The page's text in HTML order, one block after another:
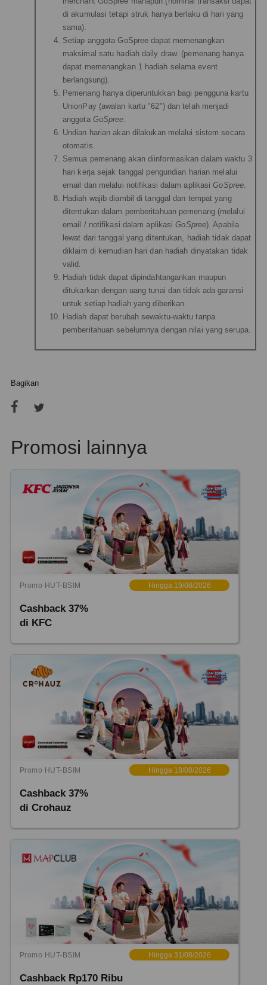
di akumulasi tetapi struk hanya berlaku di hari yang
sama).
Setiap anggota GoSpree dapat memenangkan
maksimal satu hadiah daily draw. (pemenang hanya
dapat memenangkan 1 hadiah selama event
berlangsung).
Pemenang hanya diperuntukkan bagi pengguna kartu
UnionPay (awalan kartu "62") dan telah menjadi
anggota GoSpree
Undian harian akan dilakukan melalui sistem secara
otomatis.
Semua pemenang akan diinformasikan dalam waktu 3
hari kerja sejak tanggal pengundian harian melalui
email dan melalui notifikasi dalam aplikasiGoSpree
Hadiah wajib diambil di tanggal dan tempat yang
ditentukan dalam pemberitahuan pemenang (melalui
email / notifikasi dalam aplikasiGoSpree). Apabila
lewat dari tanggal yang ditentukan, hadiah tidak dapat
diklaim di kemudian hari dan hadiah dinyatakan tidak
valid.
Hadiah tidak dapat dipindahtangankan maupun
ditukarkan dengan uang tunai dan tidak ada garansi
untuk setiap hadiah yang diberikan.
Hadiah dapat berubah sewaktu-waktu tanpa
pemberitahuan sebelumnya dengan nilai yang serupa.
Bagikan
Promosi lainnya
Promo HUT-BSIM Hingga 19/08/2026
Cashback 37%
di KFC
Promo HUT-BSIM Hingga 18/08/2026
Cashback 37%
di Crohauz
Promo HUT-BSIM Hingga 31/08/2026
Cashback Rp170 Ribu